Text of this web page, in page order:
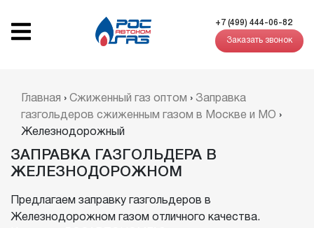
+7 (499) 444-06-82
Заказать звонок
Главная › Сжиженный газ оптом › Заправка
газгольдеров сжиженным газом в Москве и МО ›
Железнодорожный
ЗАПРАВКА ГАЗГОЛЬДЕРА В
ЖЕЛЕЗНОДОРОЖНОМ
Предлагаем заправку газгольдеров в
Железнодорожном газом отличного качества.